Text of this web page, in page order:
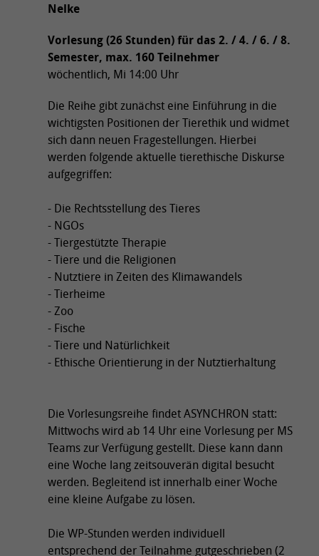
Nelke
Vorlesung (26 Stunden) für das 2. / 4. / 6. / 8.
Semester, max. 160 Teilnehmer
wöchentlich, Mi 14:00 Uhr
Die Reihe gibt zunächst eine Einführung in die
wichtigsten Positionen der Tierethik und widmet
sich dann neuen Fragestellungen. Hierbei
werden folgende aktuelle tierethische Diskurse
aufgegriffen:
- Die Rechtsstellung des Tieres
- NGOs
- Tiergestützte Therapie
- Tiere und die Religionen
- Nutztiere in Zeiten des Klimawandels
- Tierheime
- Zoo
- Fische
- Tiere und Natürlichkeit
- Ethische Orientierung in der Nutztierhaltung
Die Vorlesungsreihe findet ASYNCHRON statt:
Mittwochs wird ab 14 Uhr eine Vorlesung per MS
Teams zur Verfügung gestellt. Diese kann dann
eine Woche lang zeitsouverän digital besucht
werden. Begleitend ist innerhalb einer Woche
eine kleine Aufgabe zu lösen.
Die WP-Stunden werden individuell
entsprechend der Teilnahme gutgeschrieben (2